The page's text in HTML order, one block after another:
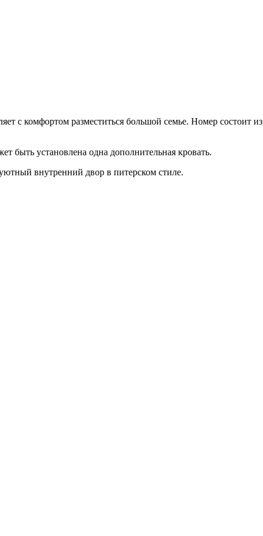
с комфортом разместиться большой семье. Номер состоит
быть установлена одна дополнительная кровать.
внутренний двор в питерском стиле.